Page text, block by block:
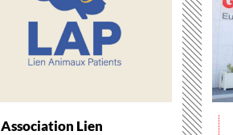
Association Lien